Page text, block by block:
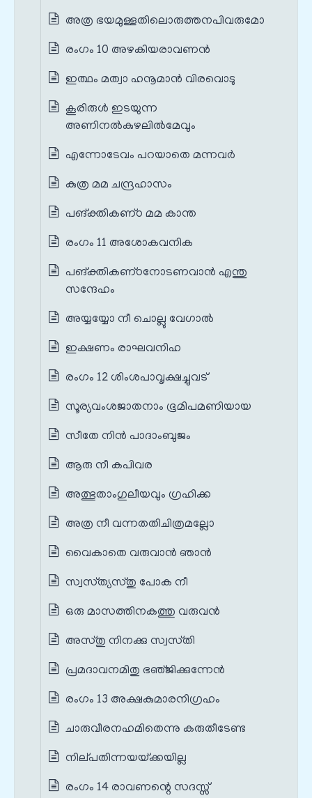
അത്ര ഭയമുള്ളതിലൊരുത്തനപിവരുമോ
രംഗം 10 അഴകിയരാവണൻ
ഇത്ഥം മത്വാ ഹനൂമാന്‍ വിരവൊടു
കൂരിരുള്‍ ഇടയുന്ന
അണിനല്‍കുഴലില്‍മേവും
എന്നോടേവം പറയാതെ മന്നവര്‍
കുത്ര മമ ചന്ദ്രഹാസം
പങ്‌ക്തികണ്‌ഠ മമ കാന്ത
രംഗം 11 അശോകവനിക
പങ്‌ക്തികണ്‌ഠനോടണവാന്‍ എന്തു
സന്ദേഹം
അയ്യയ്യോ നീ ചൊല്ലു വേഗാല്‍
ഇക്ഷണം രാഘവനിഹ
രംഗം 12 ശിംശപാവൃക്ഷച്ചുവട്
സൂര്യവംശജാതനാം ഭൂമിപമണിയായ
സീതേ നിന്‍ പാദാംബുജം
ആരു നീ കപിവര
അത്ഭുതാംഗുലീയവും ഗ്രഹിക്ക
അത്ര നീ വന്നതതിചിത്രമല്ലോ
വൈകാതെ വരുവാന്‍ ഞാന്‍
സ്വസ്‌ത്യസ്‌തു പോക നീ
ഒരു മാസത്തിനകത്തു വരുവന്‍
അസ്‌തു നിനക്കു സ്വസ്‌തി
പ്രമദാവനമിതു ഭഞ്‌ജിക്കുന്നേന്‍
രംഗം 13 അക്ഷകുമാരനിഗ്രഹം
ചാരുവീരനഹമിതെന്നു കരുതീടേണ്ട
നില്‌പതിന്നയയ്‌ക്കയില്ല
രംഗം 14 രാവണന്റെ സദസ്സ്